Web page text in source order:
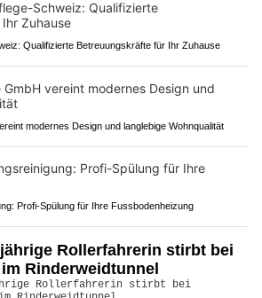
Qualifizierte Betreuungskräfte für Ihr Zuhause
modernes Design und langlebige Wohnqualität
Profi-Spülung für Ihre Fussbodenheizung
Rollerfahrerin stirbt bei
Rinderweidtunnel